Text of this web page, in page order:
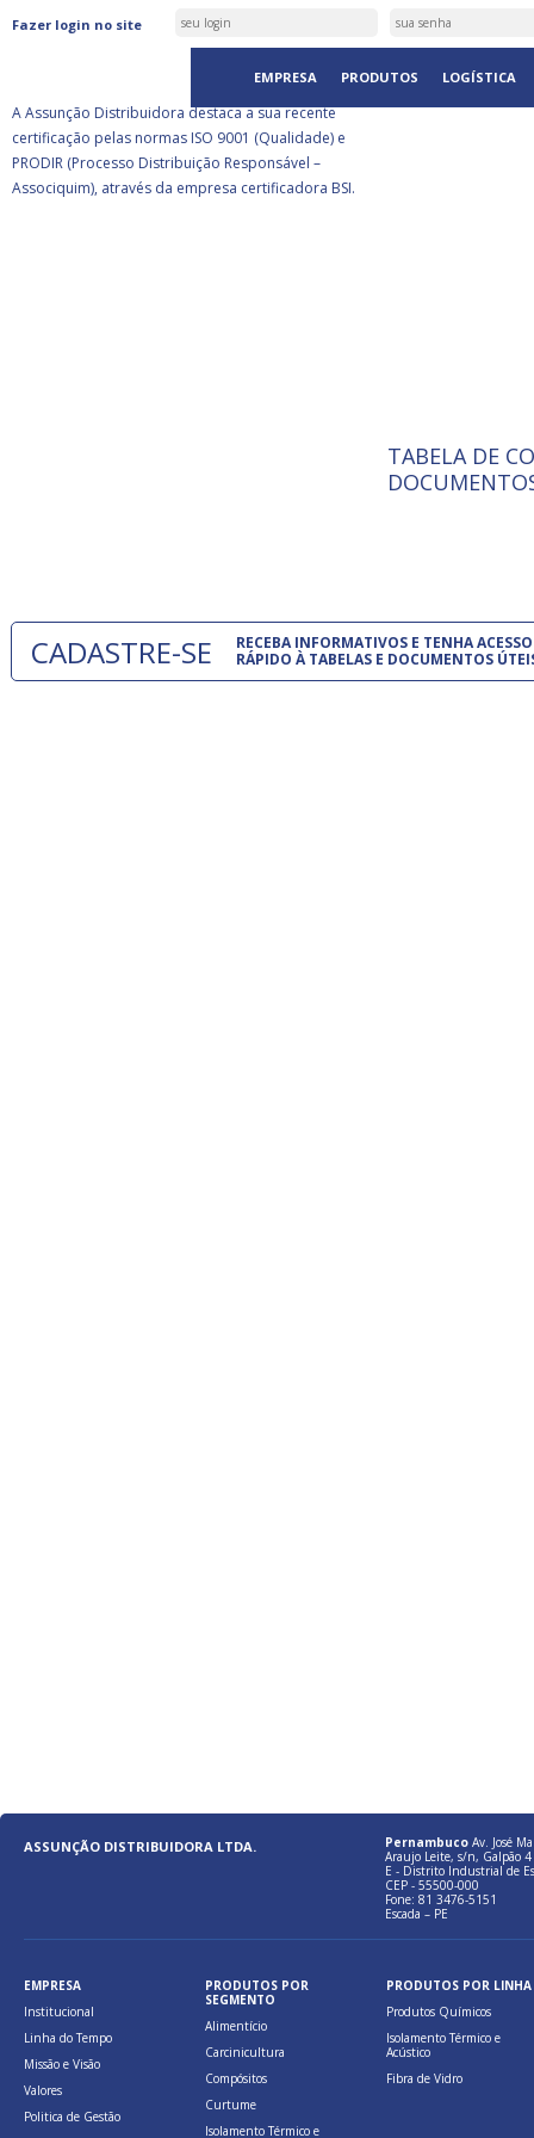
Fazer login no site
EMPRESA PRODUTOS LOGÍSTICA
ASSUNÇÃO DISTRIBUIDORA É
CERTIFICADA PELA BSI
A Assunção Distribuidora destaca a sua recente
certificação pelas normas ISO 9001 (Qualidade) e
PRODIR (Processo Distribuição Responsável –
Associquim), através da empresa certificadora BSI.
ISO 9001:
A
TABELA DE
CADASTRE-SE
RECEBA INFORMATIVOS E TENHA ACESSO
RÁPIDO À TABELAS E DOCUMENTOS
ASSUNÇÃO DISTRIBUIDORA LTDA. Pernambuco Av. José
Araujo Leite, s/n, Galpão 4
E - Distrito Industrial de
CEP - 55500-000
Fone: 81 3476-5151
Escada – PE
EMPRESA
Institucional
Linha do Tempo
Missão e Visão
Valores
Politica de Gestão
PRODUTOS POR
SEGMENTO
Alimentício
Carcinicultura
Compósitos
Curtume
Isolamento Térmico e
PRODUTOS POR LINHA
Produtos Químicos
Isolamento Térmico e
Acústico
Fibra de Vidro